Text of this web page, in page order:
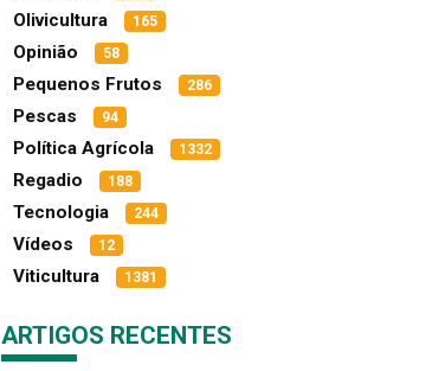
Olivicultura 165
Opinião 58
Pequenos Frutos 286
Pescas 94
Política Agrícola 1332
Regadio 188
Tecnologia 244
Vídeos 12
Viticultura 1381
ARTIGOS RECENTES